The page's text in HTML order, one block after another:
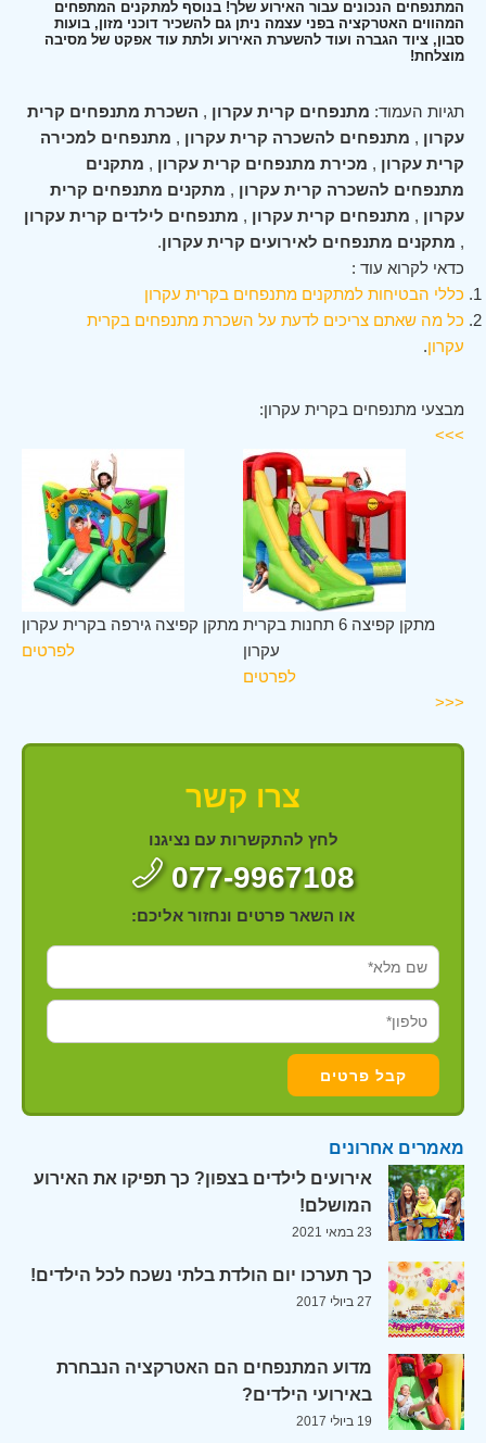
המתנפחים הנכונים עבור האירוע שלך! בנוסף למתקנים המתפחים
המהווים האטרקציה בפני עצמה ניתן גם להשכיר דוכני מזון, בועות
סבון, ציוד הגברה ועוד להשערת האירוע ולתת עוד אפקט של מסיבה
מוצלחת!
תגיות העמוד: מתנפחים קרית עקרון , השכרת מתנפחים קרית
עקרון , מתנפחים להשכרה קרית עקרון , מתנפחים למכירה
קרית עקרון , מכירת מתנפחים קרית עקרון , מתקנים
מתנפחים להשכרה קרית עקרון , מתקנים מתנפחים קרית
עקרון , מתנפחים קרית עקרון , מתנפחים לילדים קרית עקרון
, מתקנים מתנפחים לאירועים קרית עקרון.
כדאי לקרוא עוד :
כללי הבטיחות למתקנים מתנפחים בקרית עקרון
כל מה שאתם צריכים לדעת על השכרת מתנפחים בקרית
עקרון.
מבצעי מתנפחים בקרית עקרון:
>>>
מתקן קפיצה גירפה בקרית עקרון
לפרטים
מתקן קפיצה 6 תחנות בקרית
עקרון
לפרטים
<<<
צרו קשר
לחץ להתקשרות עם נציגנו
077-9967108
או השאר פרטים ונחזור אליכם:
מאמרים אחרונים
אירועים לילדים בצפון? כך תפיקו את האירוע
המושלם!
23 במאי 2021
כך תערכו יום הולדת בלתי נשכח לכל הילדים!
27 ביולי 2017
מדוע המתנפחים הם האטרקציה הנבחרת
באירועי הילדים?
19 ביולי 2017